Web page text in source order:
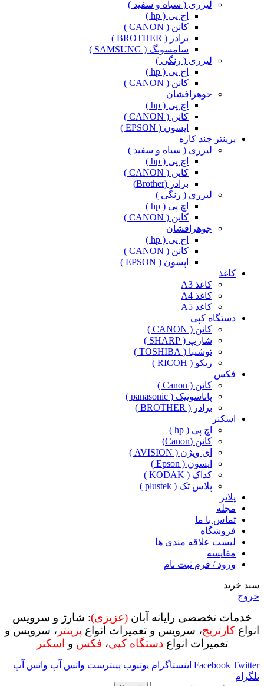
لیزری ( سیاه و سفید )
اچ پی ( hp )
کانن ( CANON )
برادر ( BROTHER )
سامسونگ ( SAMSUNG )
لیزری ( رنگی )
اچ پی ( hp )
کانن ( CANON )
جوهرافشان
اچ پی ( hp )
کانن ( CANON )
اپسون ( EPSON )
پرینتر چند کاره
لیزری ( سیاه و سفید )
اچ پی ( hp )
کانن ( CANON )
برادر (Brother)
لیزری ( رنگی )
اچ پی ( hp )
کانن ( CANON )
جوهرافشان
اچ پی ( hp )
کانن ( CANON )
اپسون ( EPSON )
کاغذ
کاغذ A3
کاغذ A4
کاغذ A5
دستگاه کپی
کانن ( CANON )
شارپ ( SHARP )
توشیبا ( TOSHIBA )
ریکو ( RICOH )
فکس
کانن ( Canon )
پاناسونیک ( panasonic )
برادر ( BROTHER )
اسکنر
اچ پی ( hp )
کانن (Canon)
ای ویژن ( AVISION )
اپسون ( Epson )
کداک ( KODAK )
پلاس تک ( plustek )
پلاتر
مجله
تماس با ما
فروشگاه
لیست علاقه مندی ها
مقایسه
ورود / فرم ثبت نام
سبد خرید
خروج
خدمات تخصصی رایانه آبان (عزیزی): شارژ و سرویس
انواع کارتریج، سرویس و تعمیرات انواع پرینتر ، سرویس و
تعمیرات انواعدستگاه کپی، فکس و اسکنر
Facebook Twitter اینستاگرام یوتیوب پینترست واتس آپ واتس آپ
تلگرام